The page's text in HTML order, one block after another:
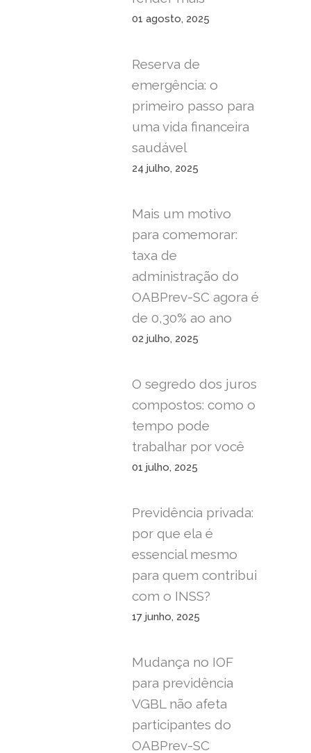
01 agosto, 2025
Reserva de
emergência: o
primeiro passo para
uma vida financeira
saudável
24 julho, 2025
Mais um motivo
para comemorar:
taxa de
administração do
OABPrev-SC agora é
de 0,30% ao ano
02 julho, 2025
O segredo dos juros
compostos: como o
tempo pode
trabalhar por você
01 julho, 2025
Previdência privada:
por que ela é
essencial mesmo
para quem contribui
com o INSS?
17 junho, 2025
Mudança no IOF
para previdência
VGBL não afeta
participantes do
OABPrev-SC